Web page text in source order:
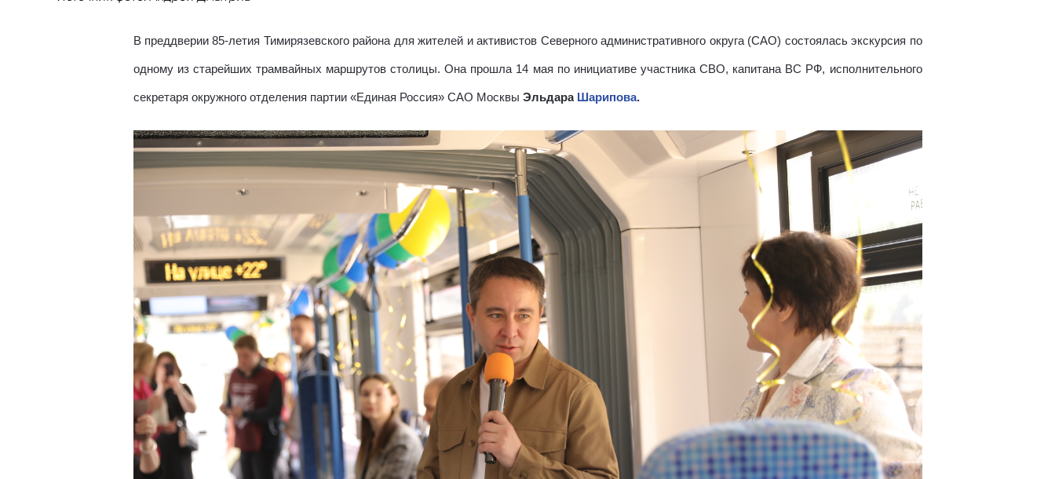
В преддверии 85-летия Тимирязевского района для жителей и активистов Северного административного округа (САО) состоялась экскурсия по
одному из старейших трамвайных маршрутов столицы. Она прошла 14 мая по инициативе участника СВО, капитана ВС РФ, исполнительного
секретаря окружного отделения партии «Единая Россия» САО Москвы Эльдара Шарипова.